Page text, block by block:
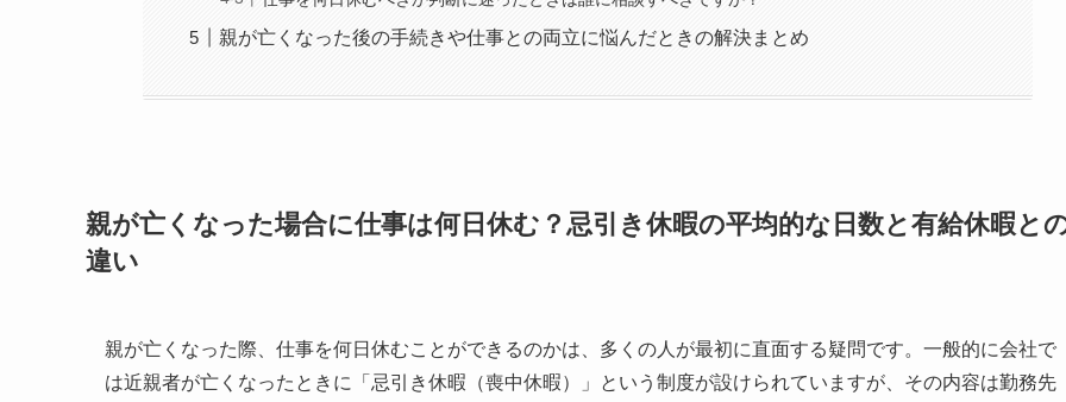
親が亡くなった後の手続きや仕事との両立に悩んだときの解決まとめ
親が亡くなった場合に仕事は何日休む？忌引き休暇の平均的な日数と有給休暇と
違い
親が亡くなった際、仕事を何日休むことができるのかは、多くの人が最初に直面する疑問です。一般的に会社で
は近親者が亡くなったときに「忌引き休暇（喪中休暇）」という制度が設けられていますが、その内容は勤務先